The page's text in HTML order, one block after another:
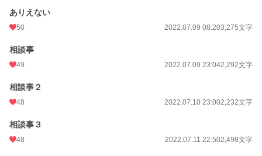
ありえない
50 2022.07.09 08:203,275文字
相談事
49 2022.07.09 23:042,292文字
相談事２
48 2022.07.10 23:002,232文字
相談事３
48 2022.07.11 22:502,498文字